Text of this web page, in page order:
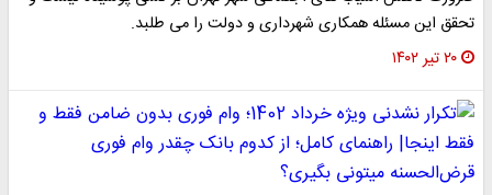
تحقق این مسئله همکاری شهرداری و دولت را می طلبد.
۲۰ تیر ۱۴۰۲